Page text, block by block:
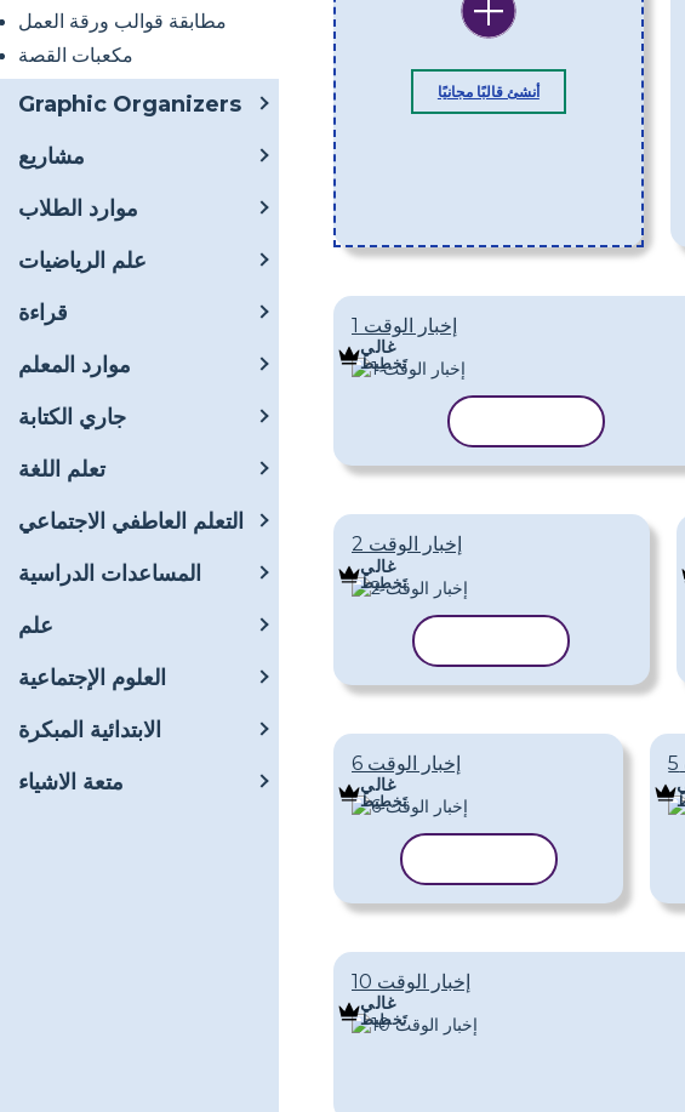
مطابقة قوالب ورقة العمل
مكعبات القصة
Graphic Organizers
مشاريع
موارد الطلاب
علم الرياضيات
قراءة
موارد المعلم
جاري الكتابة
تعلم اللغة
التعلم العاطفي الاجتماعي
المساعدات الدراسية
علم
العلوم الإجتماعية
الابتدائية المبكرة
متعة الاشياء
أنشئ قالبًا مجانيًا
إخبار الوقت 1
غالي
تَخطِيط
إخبار الوقت 2
غالي
تَخطِيط
إخبار الوقت 6
غالي
تَخطِيط
إخبار الوقت 10
غالي
تَخطِيط